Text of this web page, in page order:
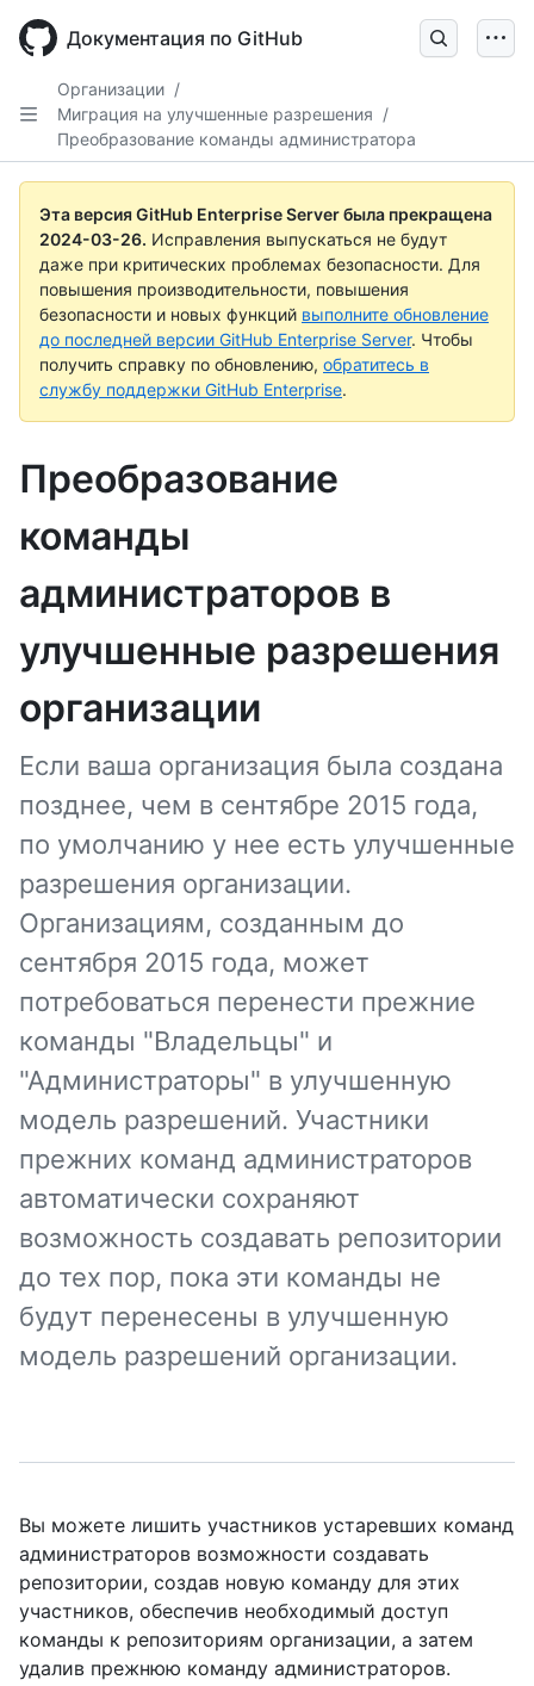
main
Документация по GitHub
Организации /
Миграция на улучшенные разрешения /
Преобразование команды администратора
Эта версия GitHub Enterprise Server была прекращена
2024-03-26. Исправления выпускаться не будут
даже при критических проблемах безопасности. Для
повышения производительности, повышения
безопасности и новых функций выполните обновление
до последней версии GitHub Enterprise Server. Чтобы
получить справку по обновлению, обратитесь в
службу поддержки GitHub Enterprise.
Преобразование
команды
администраторов в
улучшенные разрешения
организации
Если ваша организация была создана
позднее, чем в сентябре 2015 года,
по умолчанию у нее есть улучшенные
разрешения организации.
Организациям, созданным до
сентября 2015 года, может
потребоваться перенести прежние
команды "Владельцы" и
"Администраторы" в улучшенную
модель разрешений. Участники
прежних команд администраторов
автоматически сохраняют
возможность создавать репозитории
до тех пор, пока эти команды не
будут перенесены в улучшенную
модель разрешений организации.
Вы можете лишить участников устаревших команд
администраторов возможности создавать
репозитории, создав новую команду для этих
участников, обеспечив необходимый доступ
команды к репозиториям организации, а затем
удалив прежнюю команду администраторов.